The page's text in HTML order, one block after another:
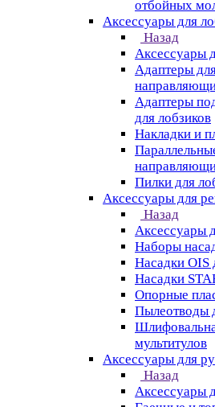
отбойных
Аксессуары для
Назад
Аксессуары
Адаптеры
Адаптеры
для лобзиков
Накладки и
Пилки для
Аксессуары для
Назад
Аксессуары
Наборы
Насадки OIS
Насадки
Опорные
Пылеотводы
мультитулов
Аксессуары для
Назад
Аксессуары